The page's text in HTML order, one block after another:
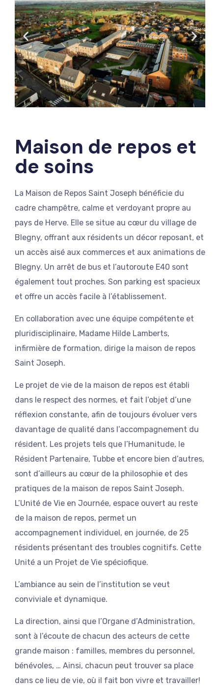
Maison de repos et
de soins
La Maison de Repos Saint Joseph bénéficie du
cadre champêtre, calme et verdoyant propre au
pays de Herve. Elle se situe au cœur du village de
Blegny, offrant aux résidents un décor reposant, et
un accès aisé aux commerces et aux animations de
Blegny. Un arrêt de bus et l’autoroute E40 sont
également tout proches. Son parking est spacieux
et offre un accès facile à l’établissement.
En collaboration avec une équipe compétente et
pluridisciplinaire, Madame Hilde Lamberts,
infirmière de formation, dirige la maison de repos
Saint Joseph.
Le projet de vie de la maison de repos est établi
dans le respect des normes, et fait l’objet d’une
réflexion constante, afin de toujours évoluer vers
davantage de qualité dans l’accompagnement du
résident. Les projets tels que l’Humanitude, le
Résident Partenaire, Tubbe et encore bien d’autres,
sont d’ailleurs au cœur de la philosophie et des
pratiques de la maison de repos Saint Joseph.
L’Unité de Vie en Journée, espace ouvert au reste
de la maison de repos, permet un
accompagnement individuel, en journée, de 25
résidents présentant des troubles cognitifs. Cette
Unité a un Projet de Vie spéciofique.
L’ambiance au sein de l’institution se veut
conviviale et dynamique.
La direction, ainsi que l’Organe d’Administration,
sont à l’écoute de chacun des acteurs de cette
grande maison : familles, membres du personnel,
bénévoles, … Ainsi, chacun peut trouver sa place
dans ce lieu de vie, où il fait bon vivre et travailler!